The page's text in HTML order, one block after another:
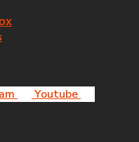
Youtube